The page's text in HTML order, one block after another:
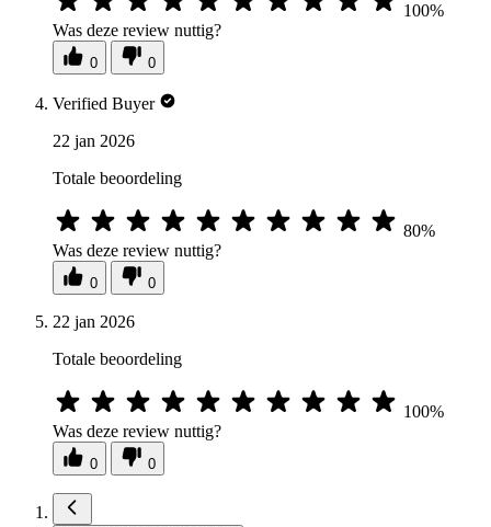
100%
Was deze review nuttig?
0 0
Verified Buyer
22 jan 2026
Totale beoordeling
80%
Was deze review nuttig?
0 0
22 jan 2026
Totale beoordeling
100%
Was deze review nuttig?
0 0